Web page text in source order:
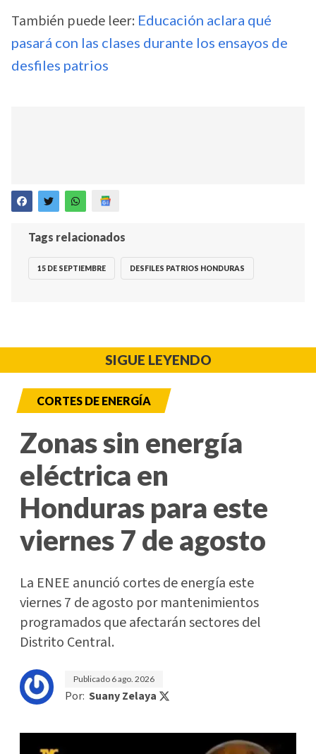
También puede leer: Educación aclara qué
pasará con las clases durante los ensayos de
desfiles patrios
Tags relacionados
15 DE SEPTIEMBRE DESFILES PATRIOS HONDURAS
SIGUE LEYENDO
CORTES DE ENERGÍA
Zonas sin energía
eléctrica en
Honduras para este
viernes 7 de agosto
La ENEE anunció cortes de energía este
viernes 7 de agosto por mantenimientos
programados que afectarán sectores del
Distrito Central.
Publicado 6 ago. 2026
Por: Suany Zelaya